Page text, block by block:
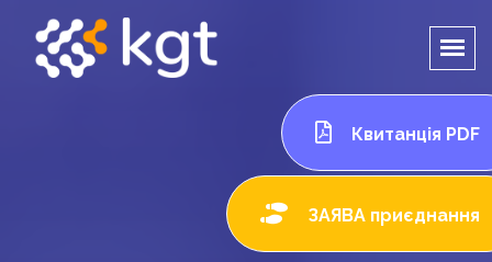
Квитанція PDF
ЗАЯВА приєднання